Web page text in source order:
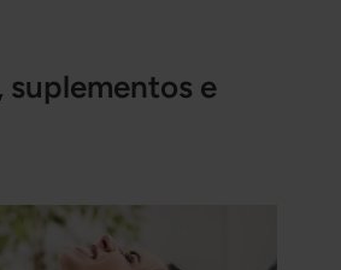
suplementos e